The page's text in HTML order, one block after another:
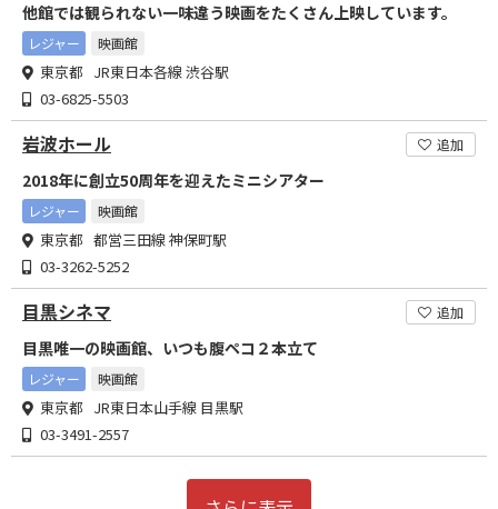
他館では観られない一味違う映画をたくさん上映しています。
レジャー 映画館
東京都 JR東日本各線 渋谷駅
03-6825-5503
岩波ホール 追加
2018年に創立50周年を迎えたミニシアター
レジャー 映画館
東京都 都営三田線 神保町駅
03-3262-5252
目黒シネマ 追加
目黒唯一の映画館、いつも腹ペコ２本立て
レジャー 映画館
東京都 JR東日本山手線 目黒駅
03-3491-2557